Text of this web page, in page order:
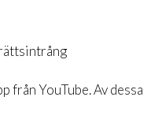
från YouTube. Av dessa